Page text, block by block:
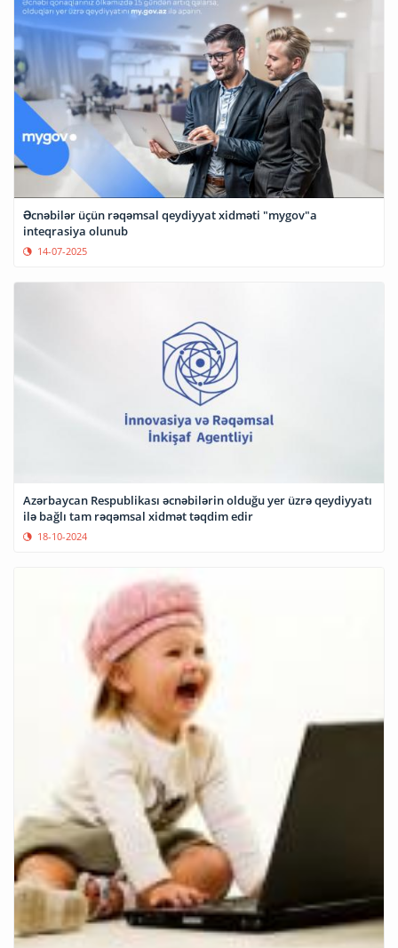
Əcnəbilər üçün rəqəmsal qeydiyyat xidməti "mygov"a
inteqrasiya olunub
14-07-2025
Azərbaycan Respublikası əcnəbilərin olduğu yer üzrə qeydiyyatı
ilə bağlı tam rəqəmsal xidmət təqdim edir
18-10-2024